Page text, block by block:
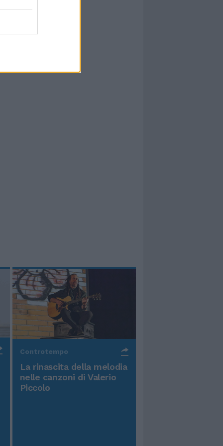
Controtempo
La rinascita della melodia
nelle canzoni di Valerio
Piccolo